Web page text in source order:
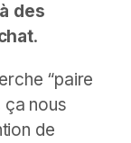
des
.
“paire
ça nous
de